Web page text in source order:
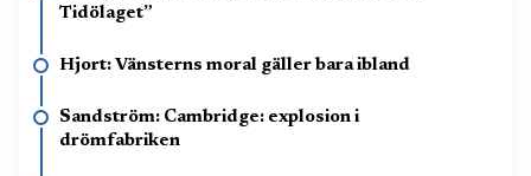
Tidölaget”
Hjort: Vänsterns moral gäller bara ibland
Sandström: Cambridge: explosion i
drömfabriken